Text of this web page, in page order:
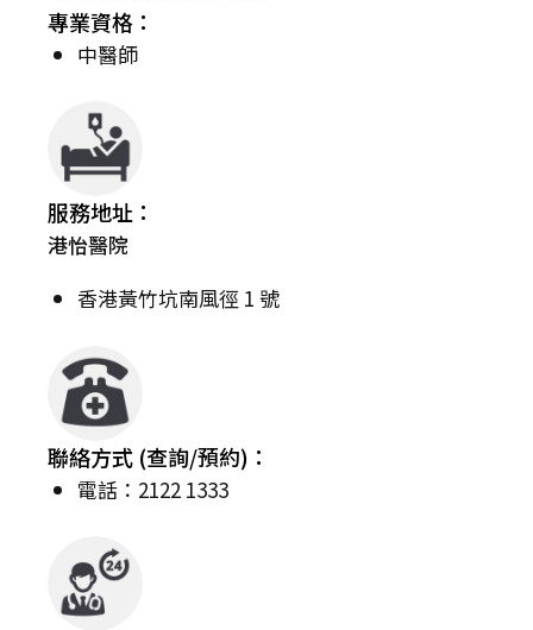
專業資格：
中醫師
服務地址：
港怡醫院
香港黃竹坑南風徑 1 號
聯絡方式 (查詢/預約)：
電話：2122 1333